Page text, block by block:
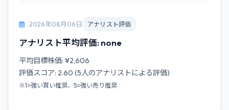
2026年08月06日 アナリスト評価
アナリスト平均評価: none
平均目標株価: ¥2,606
評価スコア: 2.60 (5人のアナリストによる評価)
※1=強い買い推奨、5=強い売り推奨